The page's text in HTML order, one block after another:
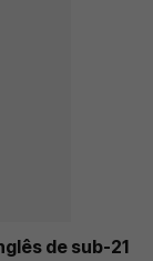
de sub-21